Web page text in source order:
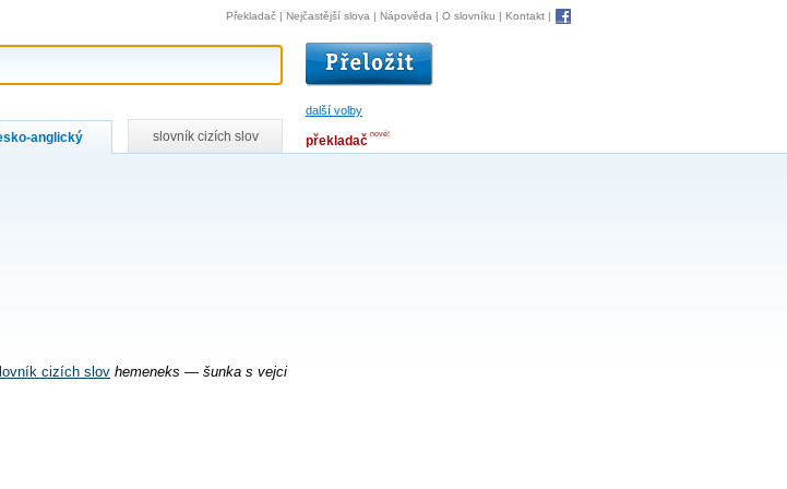
další volby
Překladač | Nejčastější slova | Nápověda | O slovníku | Kontakt |
anglický slovník cizích slov překladač nové!
cizích slov hemeneks — šunka s vejci